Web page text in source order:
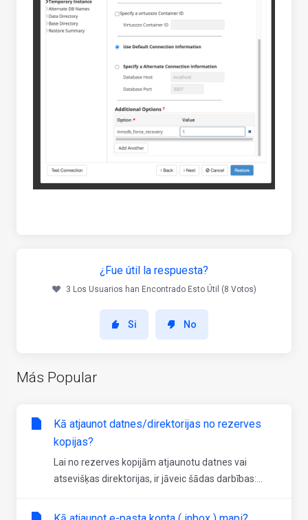
¿Fue útil la respuesta?
3 Los Usuarios han Encontrado Esto Útil (8 Votos)
Si No
Más Popular
Kā atjaunot datnes/direktorijas no rezerves
kopijas?
Lai no rezerves kopijām atjaunotu datnes vai
atsevišķas direktorijas, ir jāveic šādas darbības:...